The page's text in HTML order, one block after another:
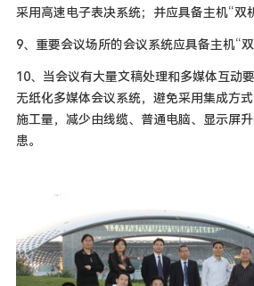
采用高速电子表决系统；并应具备主机“双
9、重要会议场所的会议系统应具备主机“双
10、当会议有大量文稿处理和多媒体互动
无纸化多媒体会议系统，避免采用集成方
施工量，减少由线缆、普通电脑、显示屏
患。